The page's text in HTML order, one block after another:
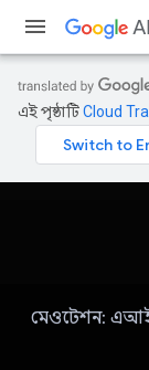
এই পৃষ্ঠাটিCloud
মেওটেশন: